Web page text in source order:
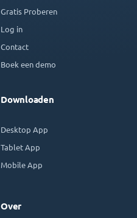
Gratis Proberen
Log in
Contact
Boek een demo
Downloaden
Desktop App
Tablet App
Mobile App
Over